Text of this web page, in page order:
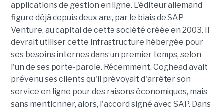
applications de gestion en ligne. L'éditeur allemand
figure déjà depuis deux ans, par le biais de SAP
Venture, au capital de cette société créée en 2003. Il
devrait utiliser cette infrastructure hébergée pour
ses besoins internes dans un premier temps, selon
l'un de ses porte-parole. Récemment, Coghead avait
prévenu ses clients qu'il prévoyait d'arrêter son
service en ligne pour des raisons économiques, mais
sans mentionner, alors, l'accord signé avec SAP. Dans